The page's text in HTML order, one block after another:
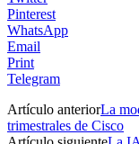
Pinterest
WhatsApp
Email
Print
Telegram
Artículo anteriorLa
trimestrales de Cisco